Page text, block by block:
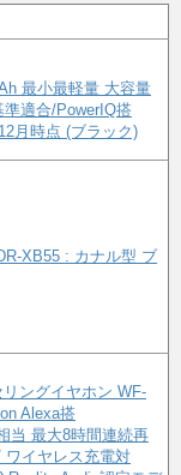
最小最軽量 大容量
適合/PowerIQ搭
月時点 (ブラック)
XB55 : カナル型 ブ
ングイヤホン WF-
Alexa搭
当 最大8時間連続再
イヤレス充電対